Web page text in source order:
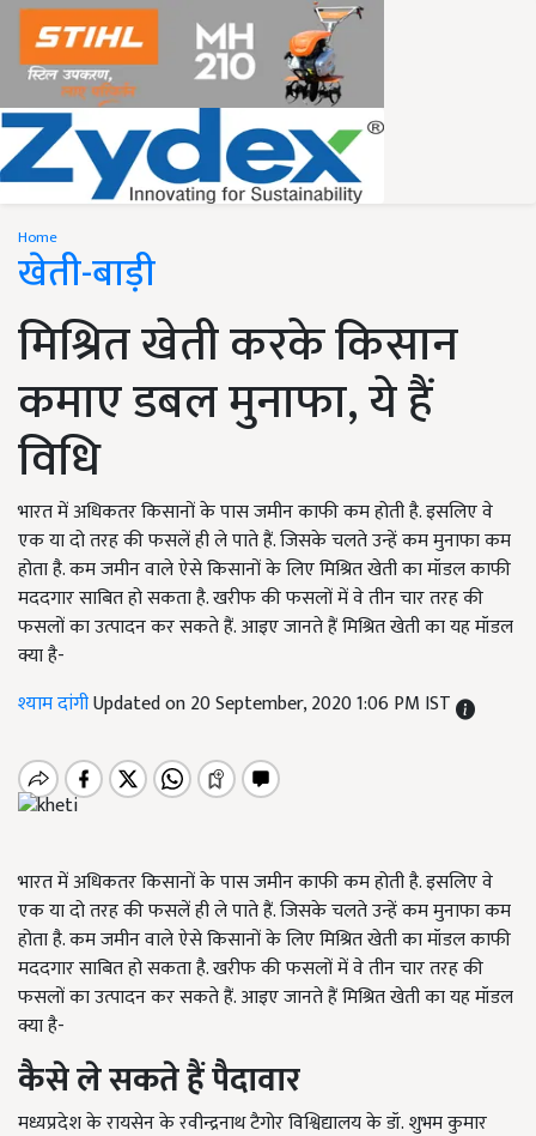
Home
खेती-बाड़ी
मिश्रित खेती करके किसान
कमाए डबल मुनाफा, ये हैं
विधि
भारत में अधिकतर किसानों के पास जमीन काफी कम होती है. इसलिए वे
एक या दो तरह की फसलें ही ले पाते हैं. जिसके चलते उन्हें कम मुनाफा कम
होता है. कम जमीन वाले ऐसे किसानों के लिए मिश्रित खेती का मॉडल काफी
मददगार साबित हो सकता है. खरीफ की फसलों में वे तीन चार तरह की
फसलों का उत्पादन कर सकते हैं. आइए जानते हैं मिश्रित खेती का यह मॉडल
क्या है-
श्याम दांगीUpdated on 20 September, 2020 1:06 PM IST
भारत में अधिकतर किसानों के पास जमीन काफी कम होती है. इसलिए वे
एक या दो तरह की फसलें ही ले पाते हैं. जिसके चलते उन्हें कम मुनाफा कम
होता है. कम जमीन वाले ऐसे किसानों के लिए मिश्रित खेती का मॉडल काफी
मददगार साबित हो सकता है. खरीफ की फसलों में वे तीन चार तरह की
फसलों का उत्पादन कर सकते हैं. आइए जानते हैं मिश्रित खेती का यह मॉडल
क्या है-
कैसेलेसकतेहैंपैदावार
मध्यप्रदेश के रायसेन के रवीन्द्रनाथ टैगोर विश्विद्यालय के डॉ. शुभम कुमार